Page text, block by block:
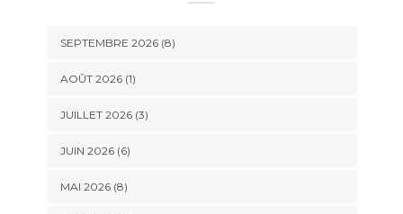
SEPTEMBRE 2026 (8)
AOÛT 2026 (1)
JUILLET 2026 (3)
JUIN 2026 (6)
MAI 2026 (8)